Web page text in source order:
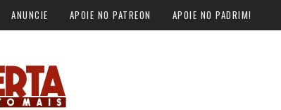
ANUNCIE APOIE NO PATREON APOIE NO PADRIM!